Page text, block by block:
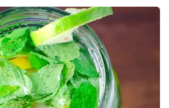
नाउ नवभारत डिजिटल में स्पोर्ट्स डेस्क के इंचार्ज हैं। इनको
तकरीबन 17 सालों का अनुभव है। इनको क्रिकेट, फुटबॉल
है। उन्हें खेलना भी पसंद है और वो देहरादून में फुटबॉल व
चैंपियनशिप में विजेता टीम के कप्तान भी रहे। पत्रकारिता
बाद कॉमनवेल्थ गेम्स 2010 का संपूर्ण फील्ड कवरेज
न्यूज दी। कई चर्चित भारतीय एथलीटों के इंटरव्यू लिए हैं।
वर्ल्ड कप का ऑनफील्ड रहकर शहर-शहर घूमते हुए पूरा टीवी